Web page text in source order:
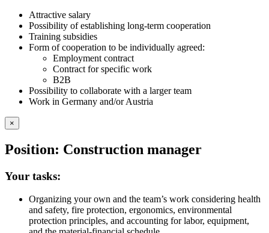
Attractive salary
Possibility of establishing long-term cooperation
Training subsidies
Form of cooperation to be individually agreed:
Employment contract
Contract for specific work
B2B
Possibility to collaborate with a larger team
Work in Germany and/or Austria
×
Position: Construction manager
Your tasks:
Organizing your own and the team’s work considering health
and safety, fire protection, ergonomics, environmental
protection principles, and accounting for labor, equipment,